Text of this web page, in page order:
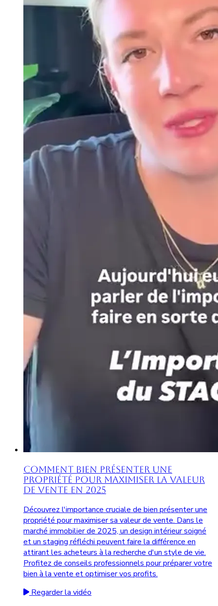
Comment Bien Présenter une
Propriété pour Maximiser la Valeur
de Vente en 2025
Découvrez l'importance cruciale de bien présenter une
propriété pour maximiser sa valeur de vente. Dans le
marché immobilier de 2025, un design intérieur soigné
et un staging réfléchi peuvent faire la différence en
attirant les acheteurs à la recherche d'un style de vie.
Profitez de conseils professionnels pour préparer votre
bien à la vente et optimiser vos profits.
Regarder la vidéo